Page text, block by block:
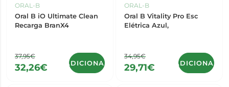
ORAL-B
Oral B iO Ultimate Clean
Recarga BranX4
37,95€
32,26€ ADICIONAR
ORAL-B
Oral B Vitality Pro Esc
Elétrica Azul,
34,95€
29,71€ ADICIONAR